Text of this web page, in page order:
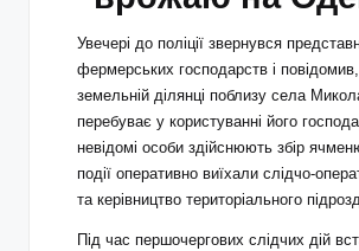
Увечері до поліції звернувся
фермерських господарств і
земельній ділянці поблизу села
перебуває у користуванні його
невідомі особи здійснюють збір
події оперативно виїхали слідчо-
та керівництво територіального
Під час першочергових слідчих дій